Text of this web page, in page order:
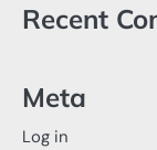
Recent
Meta
Log in